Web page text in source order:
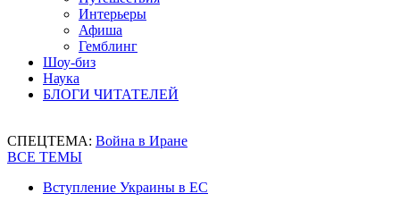
Интерьеры
Афиша
Гемблинг
Шоу-биз
Наука
БЛОГИ ЧИТАТЕЛЕЙ
СПЕЦТЕМА: Война в Иране
ВСЕ ТЕМЫ
Вступление Украины в ЕС